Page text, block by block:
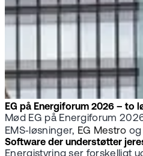
EG på Energiforum 2026 – to
Mød EG på Energiforum
EMS‑løsninger, EG Mestro og
Software der understøtter